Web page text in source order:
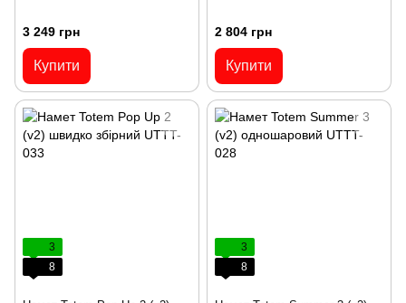
3 249 грн
Купити
2 804 грн
Купити
3
8
3
8